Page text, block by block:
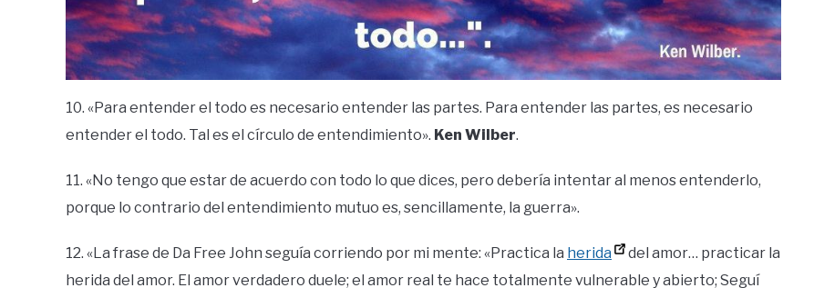
10. «Para entender el todo es necesario entender las partes. Para entender las partes, es necesario
entender el todo. Tal es el círculo de entendimiento». Ken Wilber.
11. «No tengo que estar de acuerdo con todo lo que dices, pero debería intentar al menos entenderlo,
porque lo contrario del entendimiento mutuo es, sencillamente, la guerra».
12. «La frase de Da Free John seguía corriendo por mi mente: «Practica la herida
del amor… practicar la
herida del amor. El amor verdadero duele; el amor real te hace totalmente vulnerable y abierto; Seguí